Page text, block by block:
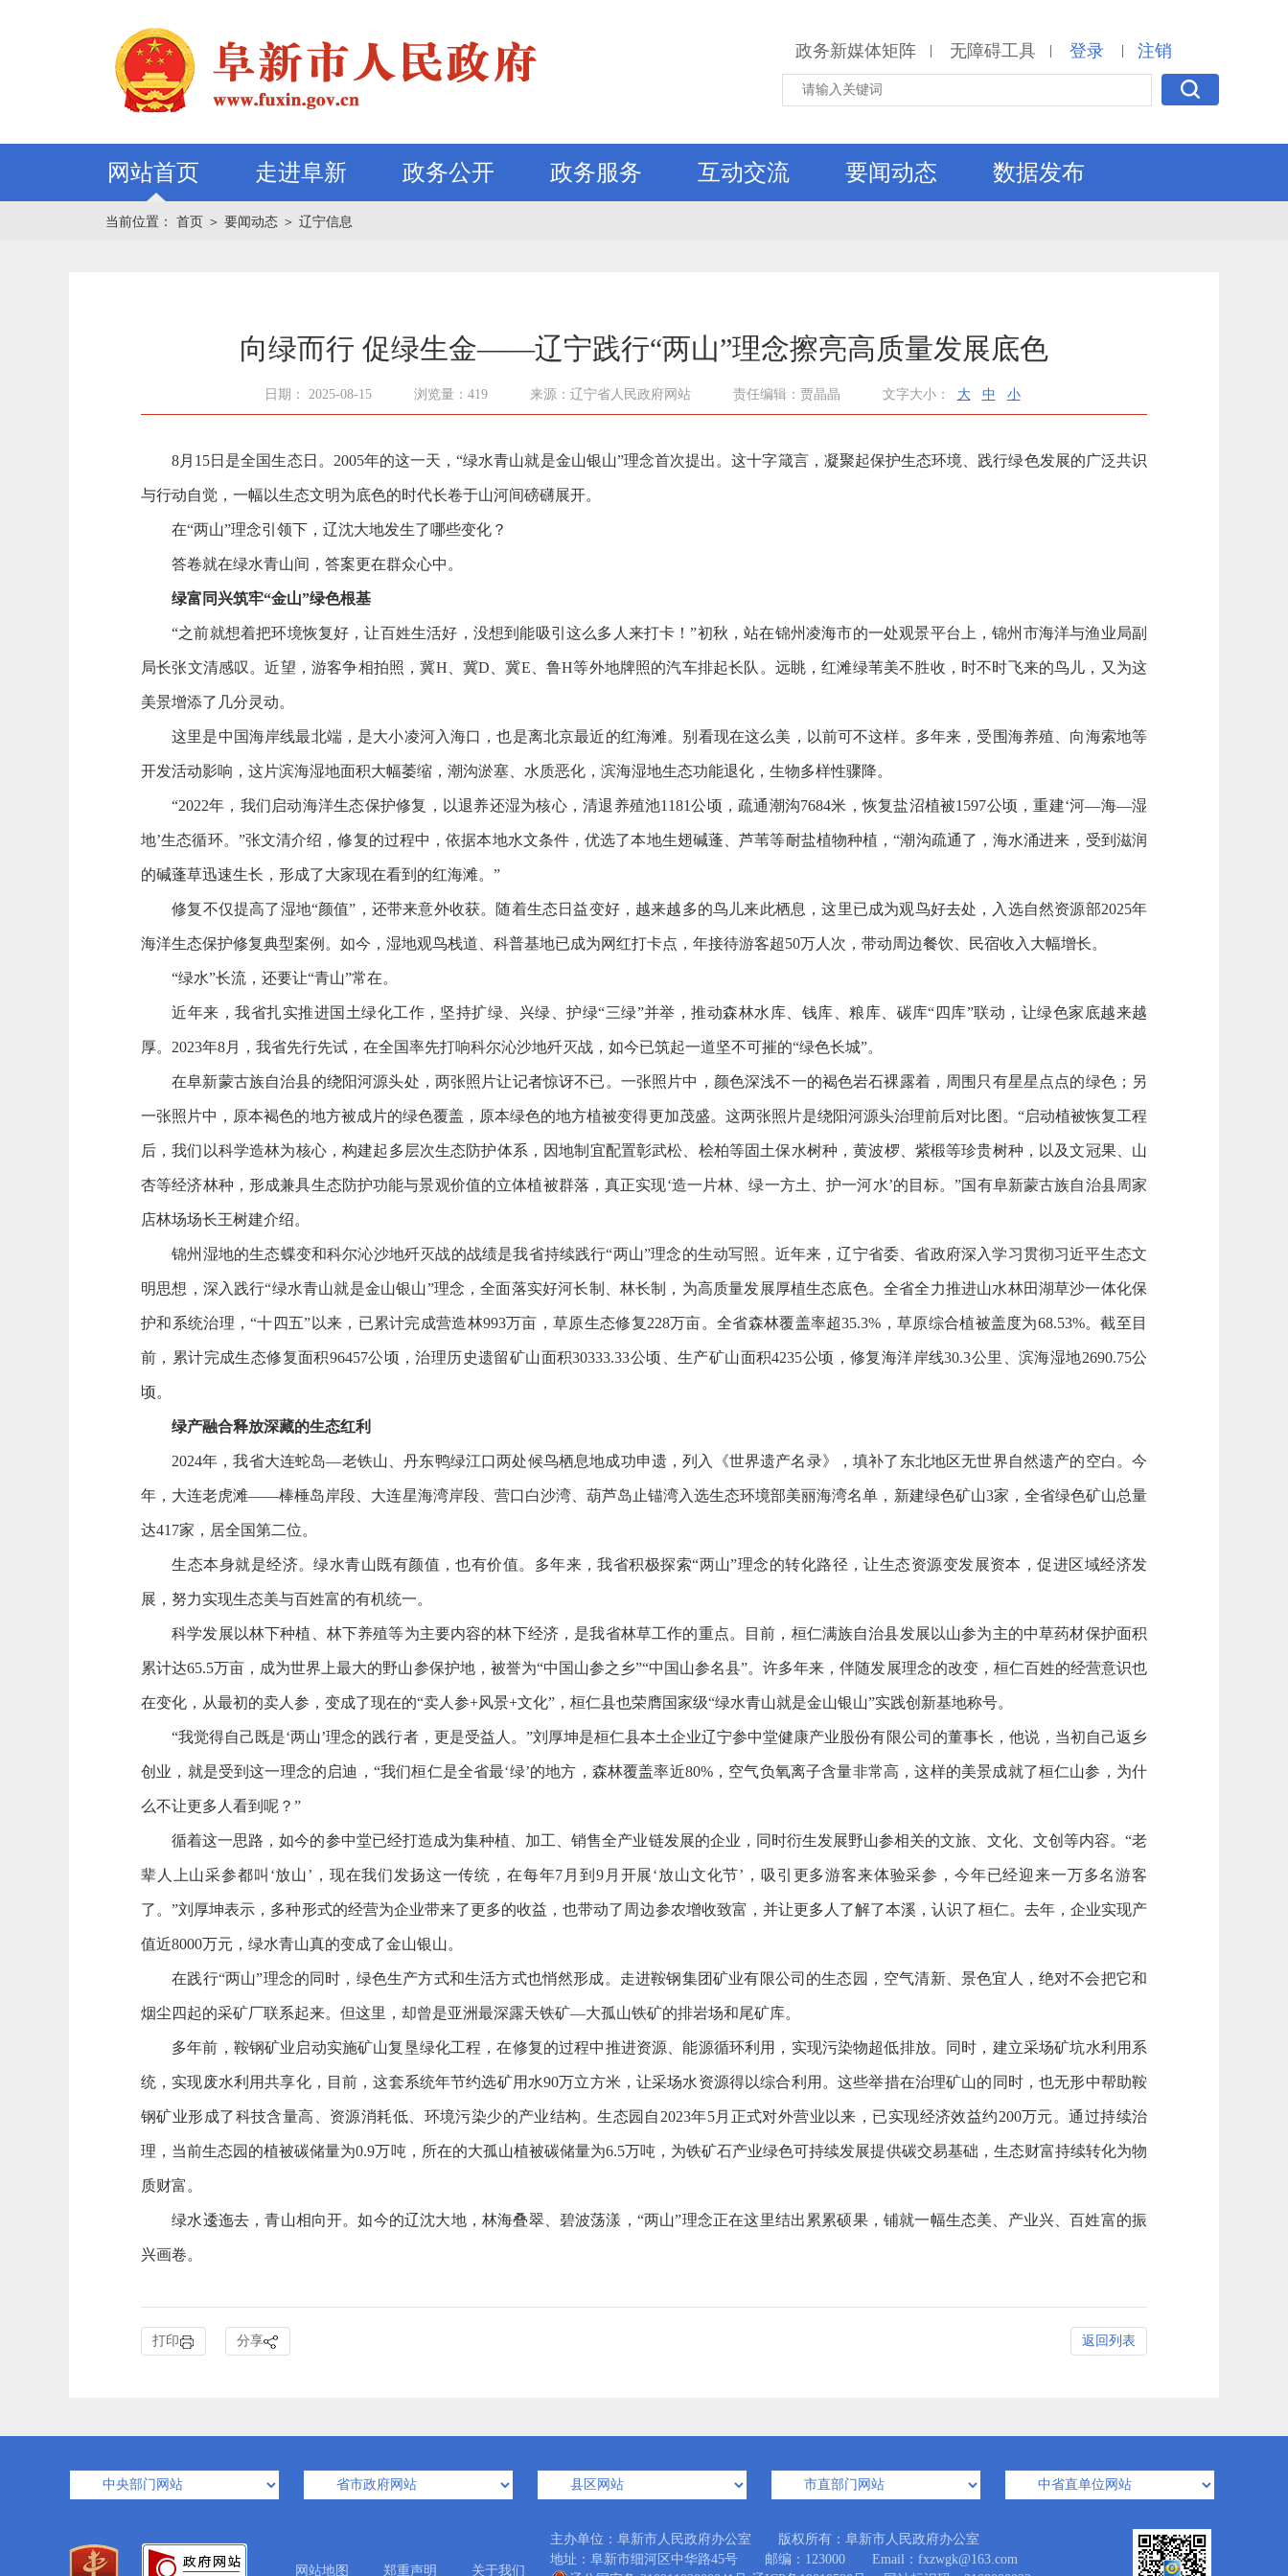
政务新媒体矩阵 | 无障碍工具 | 登录 | 注销
网站首页 走进阜新 政务公开 政务服务 互动交流 要闻动态 数据发布
当前位置： 首页 ＞ 要闻动态 ＞ 辽宁信息
向绿而行 促绿生金——辽宁践行“两山”理念擦亮高质量发展底色
日期： 2025-08-15 浏览量：419 来源：辽宁省人民政府网站 责任编辑：贾晶晶 文字大小： 大 中 小
8月15日是全国生态日。2005年的这一天，“绿水青山就是金山银山”理念首次提出。这十字箴言，凝聚起保护生态环境、践行绿色发展的广泛共识
与行动自觉，一幅以生态文明为底色的时代长卷于山河间磅礴展开。
在“两山”理念引领下，辽沈大地发生了哪些变化？
答卷就在绿水青山间，答案更在群众心中。
绿富同兴筑牢“金山”绿色根基
“之前就想着把环境恢复好，让百姓生活好，没想到能吸引这么多人来打卡！”初秋，站在锦州凌海市的一处观景平台上，锦州市海洋与渔业局副
局长张文清感叹。近望，游客争相拍照，冀H、冀D、冀E、鲁H等外地牌照的汽车排起长队。远眺，红滩绿苇美不胜收，时不时飞来的鸟儿，又为这
美景增添了几分灵动。
这里是中国海岸线最北端，是大小凌河入海口，也是离北京最近的红海滩。别看现在这么美，以前可不这样。多年来，受围海养殖、向海索地等
开发活动影响，这片滨海湿地面积大幅萎缩，潮沟淤塞、水质恶化，滨海湿地生态功能退化，生物多样性骤降。
“2022年，我们启动海洋生态保护修复，以退养还湿为核心，清退养殖池1181公顷，疏通潮沟7684米，恢复盐沼植被1597公顷，重建‘河—海—湿
地’生态循环。”张文清介绍，修复的过程中，依据本地水文条件，优选了本地生翅碱蓬、芦苇等耐盐植物种植，“潮沟疏通了，海水涌进来，受到滋润
的碱蓬草迅速生长，形成了大家现在看到的红海滩。”
修复不仅提高了湿地“颜值”，还带来意外收获。随着生态日益变好，越来越多的鸟儿来此栖息，这里已成为观鸟好去处，入选自然资源部2025年
海洋生态保护修复典型案例。如今，湿地观鸟栈道、科普基地已成为网红打卡点，年接待游客超50万人次，带动周边餐饮、民宿收入大幅增长。
“绿水”长流，还要让“青山”常在。
近年来，我省扎实推进国土绿化工作，坚持扩绿、兴绿、护绿“三绿”并举，推动森林水库、钱库、粮库、碳库“四库”联动，让绿色家底越来越
厚。2023年8月，我省先行先试，在全国率先打响科尔沁沙地歼灭战，如今已筑起一道坚不可摧的“绿色长城”。
在阜新蒙古族自治县的绕阳河源头处，两张照片让记者惊讶不已。一张照片中，颜色深浅不一的褐色岩石裸露着，周围只有星星点点的绿色；另
一张照片中，原本褐色的地方被成片的绿色覆盖，原本绿色的地方植被变得更加茂盛。这两张照片是绕阳河源头治理前后对比图。“启动植被恢复工程
后，我们以科学造林为核心，构建起多层次生态防护体系，因地制宜配置彰武松、桧柏等固土保水树种，黄波椤、紫椴等珍贵树种，以及文冠果、山
杏等经济林种，形成兼具生态防护功能与景观价值的立体植被群落，真正实现‘造一片林、绿一方土、护一河水’的目标。”国有阜新蒙古族自治县周家
店林场场长王树建介绍。
锦州湿地的生态蝶变和科尔沁沙地歼灭战的战绩是我省持续践行“两山”理念的生动写照。近年来，辽宁省委、省政府深入学习贯彻习近平生态文
明思想，深入践行“绿水青山就是金山银山”理念，全面落实好河长制、林长制，为高质量发展厚植生态底色。全省全力推进山水林田湖草沙一体化保
护和系统治理，“十四五”以来，已累计完成营造林993万亩，草原生态修复228万亩。全省森林覆盖率超35.3%，草原综合植被盖度为68.53%。截至目
前，累计完成生态修复面积96457公顷，治理历史遗留矿山面积30333.33公顷、生产矿山面积4235公顷，修复海洋岸线30.3公里、滨海湿地2690.75公
顷。
绿产融合释放深藏的生态红利
2024年，我省大连蛇岛—老铁山、丹东鸭绿江口两处候鸟栖息地成功申遗，列入《世界遗产名录》，填补了东北地区无世界自然遗产的空白。今
年，大连老虎滩——棒棰岛岸段、大连星海湾岸段、营口白沙湾、葫芦岛止锚湾入选生态环境部美丽海湾名单，新建绿色矿山3家，全省绿色矿山总量
达417家，居全国第二位。
生态本身就是经济。绿水青山既有颜值，也有价值。多年来，我省积极探索“两山”理念的转化路径，让生态资源变发展资本，促进区域经济发
展，努力实现生态美与百姓富的有机统一。
科学发展以林下种植、林下养殖等为主要内容的林下经济，是我省林草工作的重点。目前，桓仁满族自治县发展以山参为主的中草药材保护面积
累计达65.5万亩，成为世界上最大的野山参保护地，被誉为“中国山参之乡”“中国山参名县”。许多年来，伴随发展理念的改变，桓仁百姓的经营意识也
在变化，从最初的卖人参，变成了现在的“卖人参+风景+文化”，桓仁县也荣膺国家级“绿水青山就是金山银山”实践创新基地称号。
“我觉得自己既是‘两山’理念的践行者，更是受益人。”刘厚坤是桓仁县本土企业辽宁参中堂健康产业股份有限公司的董事长，他说，当初自己返乡
创业，就是受到这一理念的启迪，“我们桓仁是全省最‘绿’的地方，森林覆盖率近80%，空气负氧离子含量非常高，这样的美景成就了桓仁山参，为什
么不让更多人看到呢？”
循着这一思路，如今的参中堂已经打造成为集种植、加工、销售全产业链发展的企业，同时衍生发展野山参相关的文旅、文化、文创等内容。“老
辈人上山采参都叫‘放山’，现在我们发扬这一传统，在每年7月到9月开展‘放山文化节’，吸引更多游客来体验采参，今年已经迎来一万多名游客
了。”刘厚坤表示，多种形式的经营为企业带来了更多的收益，也带动了周边参农增收致富，并让更多人了解了本溪，认识了桓仁。去年，企业实现产
值近8000万元，绿水青山真的变成了金山银山。
在践行“两山”理念的同时，绿色生产方式和生活方式也悄然形成。走进鞍钢集团矿业有限公司的生态园，空气清新、景色宜人，绝对不会把它和
烟尘四起的采矿厂联系起来。但这里，却曾是亚洲最深露天铁矿—大孤山铁矿的排岩场和尾矿库。
多年前，鞍钢矿业启动实施矿山复垦绿化工程，在修复的过程中推进资源、能源循环利用，实现污染物超低排放。同时，建立采场矿坑水利用系
统，实现废水利用共享化，目前，这套系统年节约选矿用水90万立方米，让采场水资源得以综合利用。这些举措在治理矿山的同时，也无形中帮助鞍
钢矿业形成了科技含量高、资源消耗低、环境污染少的产业结构。生态园自2023年5月正式对外营业以来，已实现经济效益约200万元。通过持续治
理，当前生态园的植被碳储量为0.9万吨，所在的大孤山植被碳储量为6.5万吨，为铁矿石产业绿色可持续发展提供碳交易基础，生态财富持续转化为物
质财富。
绿水逶迤去，青山相向开。如今的辽沈大地，林海叠翠、碧波荡漾，“两山”理念正在这里结出累累硕果，铺就一幅生态美、产业兴、百姓富的振
兴画卷。
打印 分享 返回列表
网站地图 郑重声明 关于我们
主办单位：阜新市人民政府办公室 版权所有：阜新市人民政府办公室
地址：阜新市细河区中华路45号 邮编：123000 Email：fxzwgk@163.com